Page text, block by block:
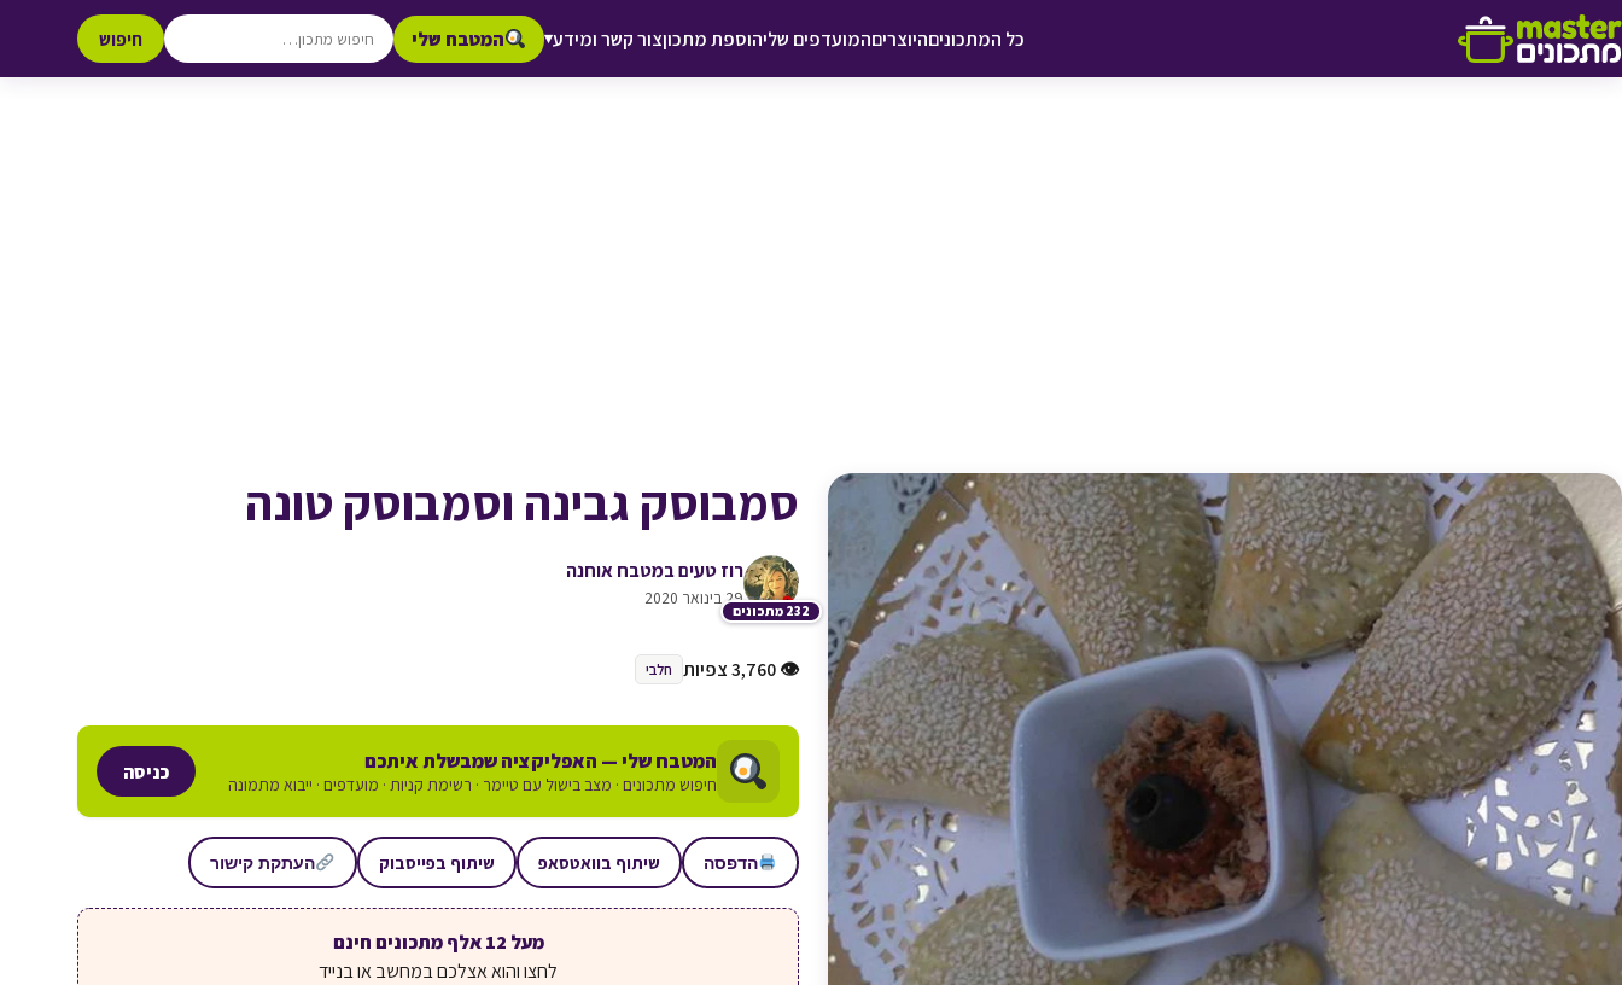
דלג לתוכן
כל המתכוניםהיוצריםהמועדפים שליהוספת מתכוןצור קשר ומידע▾ המטבח שלי חיפוש
סמבוסק גבינה וסמבוסק טונה
232 מתכונים
רוז טעים במטבח אוחנה
29 בינואר 2020
♥ הוספה
👁 3,760 צפיות חלבי
המטבח שלי — האפליקציה שמבשלת איתכם
חיפוש מתכונים · מצב בישול עם טיימר · רשימת קניות · מועדפים · ייבוא מתמונה
כניסה
הדפסה שיתוף בוואטסאפ שיתוף בפייסבוק העתקת קישור
מעל 12 אלף מתכונים חינם
לחצו והוא אצלכם במחשב או בנייד